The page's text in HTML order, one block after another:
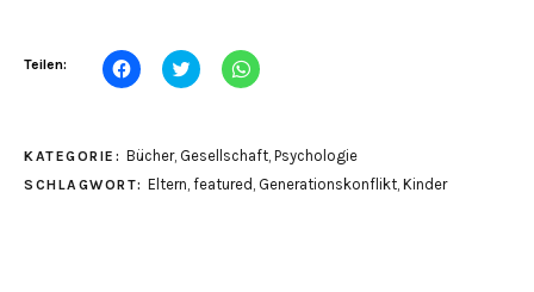
Teilen: Klick,
um
(Wird
neuem
Klick,
um
(Wird
in
neuem
Klicken,
um
(Wird
neuem
KATEGORIE: Bücher, Gesellschaft, Psychologie
SCHLAGWORT: Eltern featured Generationskonflikt Kinder